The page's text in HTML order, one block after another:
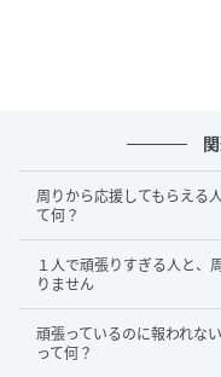
っていくのでしょう
と、周囲はあまり関
自然に助けてもらえ
わけではありません
すこと、自分も周り
で、周囲が“助けや
※画像は生成AIで作成
周りから応援してもらえる
て何？
１人で頑張りすぎる人と、
りません
頑張っているのに報われな
って何？